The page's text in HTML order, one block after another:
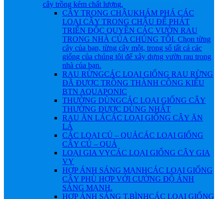
cây trồng kém chất lượng.
CÂY TRONG CHẬUKHÁM PHÁ CÁC
LOẠI CÂY TRONG CHẬU ĐỂ PHÁT
TRIỂN ĐỘC QUYỀN CÁC VƯỜN RAU
TRONG NHÀ CỦA CHÚNG TÔI. Chọn từng
cây của bạn, từng cây một, trong số tất cả các
giống của chúng tôi để xây dựng vườn rau trong
nhà của bạn.
RAU RỪNGCÁC LOẠI GIỐNG RAU RỪNG
ĐÃ ĐƯỢC TRỒNG THÀNH CÔNG KIỂU
BTN AQUAPONIC
THƯỜNG DÙNGCÁC LOẠI GIỐNG CÂY
THƯỜNG ĐƯỢC DÙNG NHẤT
RAU ĂN LÁCÁC LOẠI GIỐNG CÂY ĂN
LÁ
CÁC LOẠI CỦ – QUẢCÁC LOẠI GIỐNG
CÂY CỦ – QUẢ
LOẠI GIA VỴCÁC LOẠI GIỐNG CÂY GIA
VỴ
HỢP ÁNH SÁNG MẠNHCÁC LOẠI GIỐNG
CÂY PHÙ HỢP VỚI CƯỜNG ĐỘ ÁNH
SÁNG MẠNH.
HỢP ÁNH SÁNG T.BÌNHCÁC LOẠI GIỐNG